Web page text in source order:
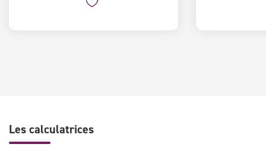
Les calculatrices